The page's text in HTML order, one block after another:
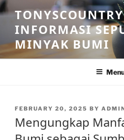
Skip
to
contentINFORMASI
MINYAK BUMI
POSTED
FEBRUARY 20, 2025 BY
Mengungkap